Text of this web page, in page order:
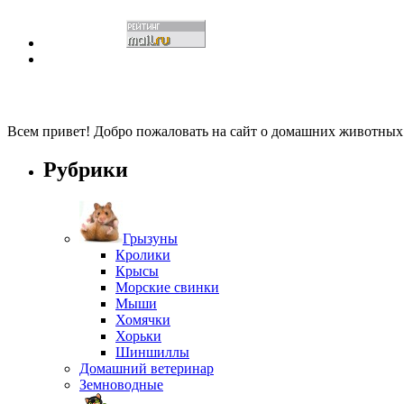
Всем привет! Добро пожаловать на сайт о домашних
Рубрики
Грызуны
Кролики
Крысы
Морские свинки
Мыши
Хомячки
Хорьки
Шиншиллы
Домашний ветеринар
Земноводные